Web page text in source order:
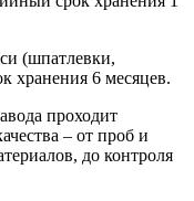
(шпатлевки,
хранения 6 месяцев.
проходит
– от проб и
до контроля